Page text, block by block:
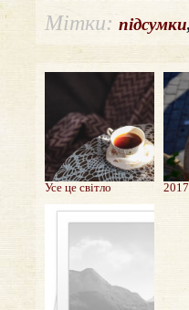
Мітки: підсумки
Усе це світло